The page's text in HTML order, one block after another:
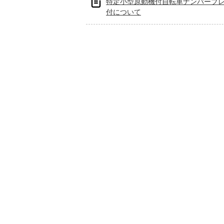
付について